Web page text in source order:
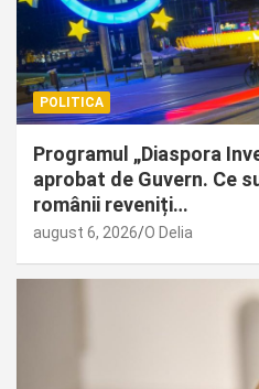
POLITICA
Programul „Diaspora
aprobat de Guvern. Ce
românii reveniți…
august 6, 2026 O Delia